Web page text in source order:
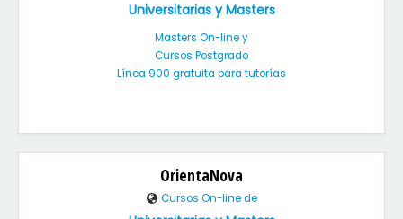
Universitarias y Masters
Masters On-line y
Cursos Postgrado
Línea 900 gratuita para tutorías
OrientaNova
Cursos On-line de